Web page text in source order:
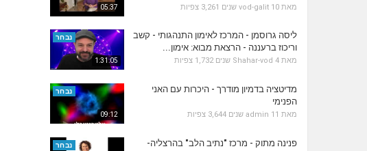
05:37 מאת vod-galit 10 שנים 3,261 צפיות
1:31:05
נבחר
ליסה גרוסמן - המרכז לאימון התנהגותי - קשב
וריכוז ברעננה - הרצאת מבוא: אימון...
מאת Shahar-vod 4 שנים 1,732 צפיות
09:12
נבחר
מדיטציה בדמיון מודרך - היכרות עם האני
הפנימי
מאת admin 11 שנים 3,644 צפיות
נבחר
פנינה מתוק - מרכז "נתיב הלב" בהרצליה-